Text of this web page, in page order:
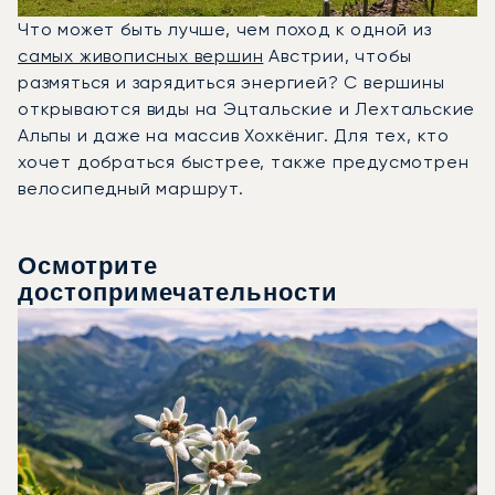
Что может быть лучше, чем поход к одной из
самых живописных вершин Австрии, чтобы
размяться и зарядиться энергией? С вершины
открываются виды на Эцтальские и Лехтальские
Альпы и даже на массив Хохкёниг. Для тех, кто
хочет добраться быстрее, также предусмотрен
велосипедный маршрут.
Осмотрите
достопримечательности